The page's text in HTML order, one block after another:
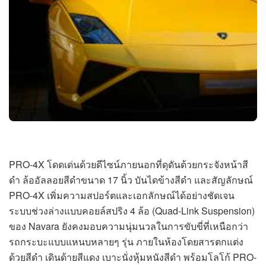
PRO-4X โดดเด่นด้วยดีไซน์ภายนอกที่ดุดันด้วยกระจังหน้าสี
ดำ ล้ออัลลอยสีดำขนาด 17 นิ้ว บันไดข้างสีดำ และสัญลักษณ์
PRO-4X เพิ่มความสปอร์ตและเอกลักษณ์ได้อย่างชัดเจน
ระบบช่วงล่างแบบคอยล์สปริง 4 ล้อ (Quad-Link Suspension)
ของ Navara ยังคงมอบความนุ่มนวลในการขับขี่ที่เหนือกว่า
รถกระบะแบบแหนบหลายๆ รุ่น ภายในห้องโดยสารตกแต่ง
ด้วยสีดำ เดินด้ายสีแดง เบาะนั่งหุ้มหนังสีดำ พร้อมโลโก้ PRO-